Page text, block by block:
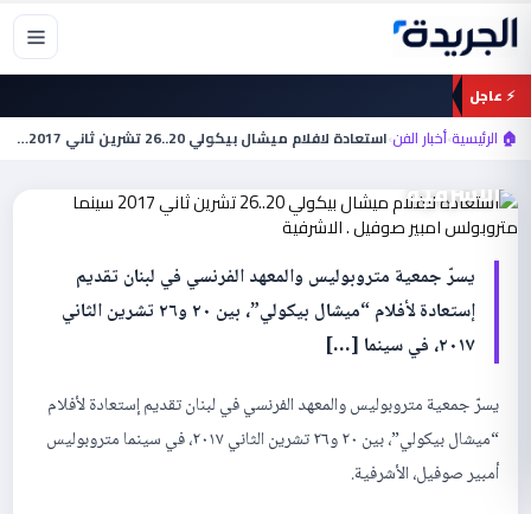
تخطي
المحتوى
⚡ عاجل
🏠 الرئيسية›أخبار الفن›استعادة لافلام ميشال بيكولي 20..26 تشرين ثاني 2017…
أخبار الفن
استعادة لافلام ميشال بيكولي 20..26 تشرين
الاشرفية
يسرّ جمعية متروبوليس والمعهد الفرنسي في لبنان تقديم
إستعادة لأفلام “ميشال بيكولي”، بين ٢٠ و٢٦ تشرين الثاني
٢٠١٧، في سينما […]
يسرّ جمعية متروبوليس والمعهد الفرنسي في لبنان تقديم إستعادة لأفلام
“ميشال بيكولي”، بين ٢٠ و٢٦ تشرين الثاني ٢٠١٧، في سينما متروبوليس
أمبير صوفيل، الأشرفية.